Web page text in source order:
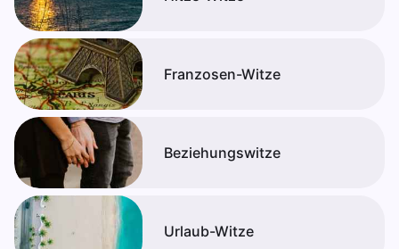
Franzosen-Witze
Beziehungswitze
Urlaub-Witze